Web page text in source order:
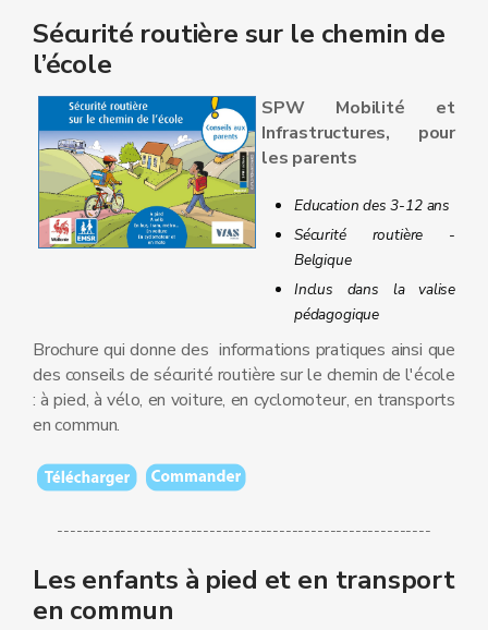
Sécurité routière sur le chemin de
l’école
SPW Mobilité et
Infrastructures, pour
les parents
Education des 3-12 ans
Sécurité routière -
Belgique
Inclus dans la valise
pédagogique
Brochure qui donne des informations pratiques ainsi que
des conseils de sécurité routière sur le chemin de l'école
: à pied, à vélo, en voiture, en cyclomoteur, en transports
en commun.
-----------------------------------------------------------
Les enfants à pied et en transport
en commun